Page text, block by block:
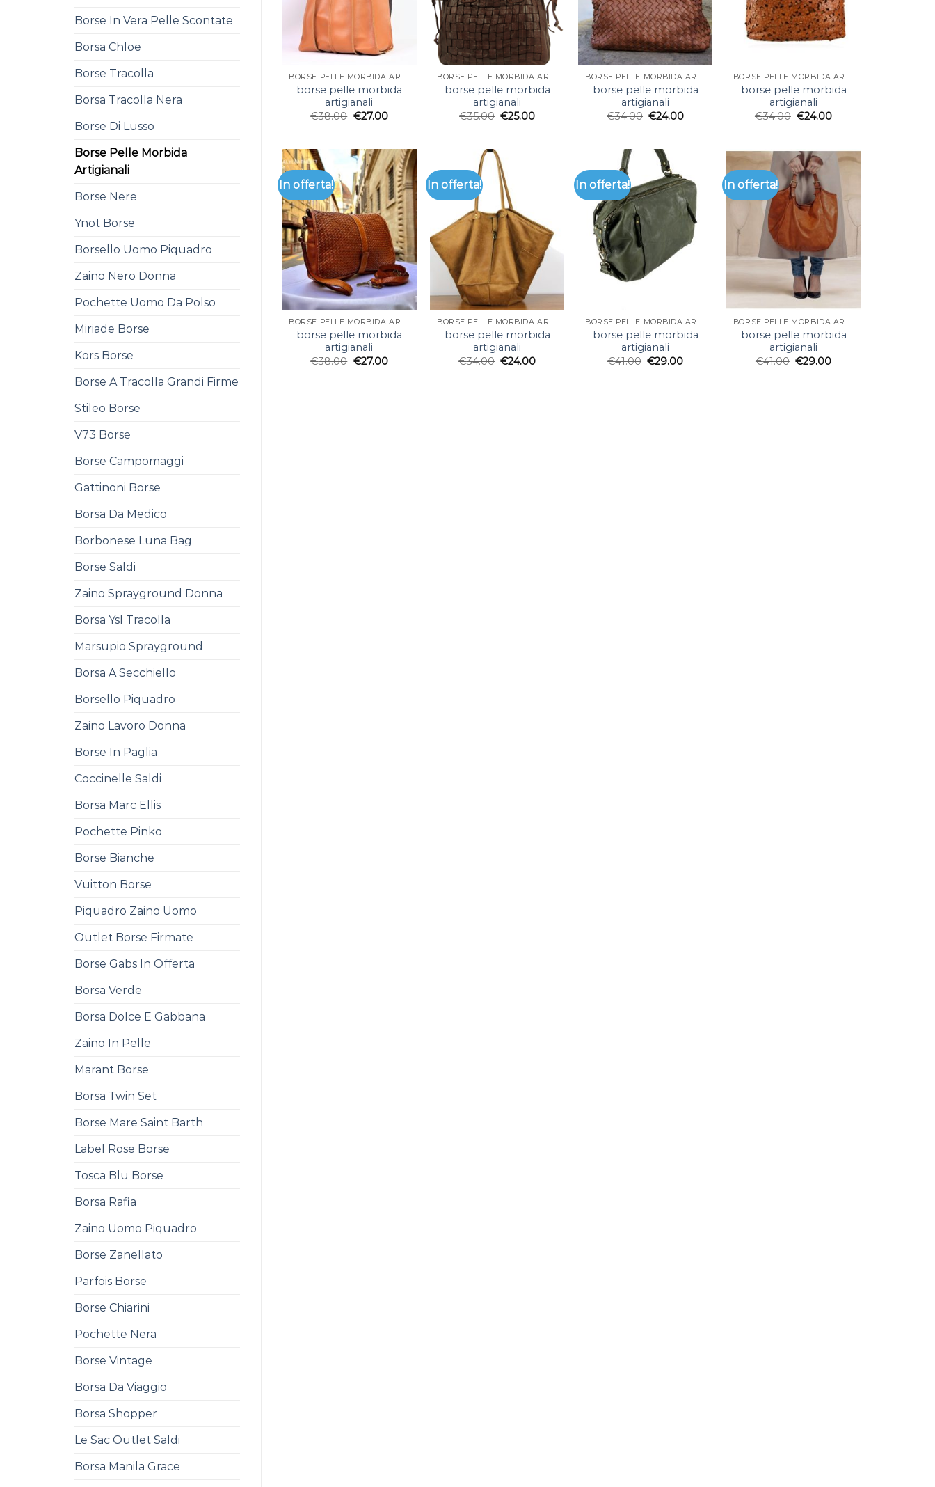
Borse In Vera Pelle Scontate
Borsa Chloe
Borse Tracolla
Borsa Tracolla Nera
Borse Di Lusso
Borse Pelle Morbida
Artigianali
Borse Nere
Ynot Borse
Borsello Uomo Piquadro
Zaino Nero Donna
Pochette Uomo Da Polso
Miriade Borse
Kors Borse
Borse A Tracolla Grandi Firme
Stileo Borse
V73 Borse
Borse Campomaggi
Gattinoni Borse
Borsa Da Medico
Borbonese Luna Bag
Borse Saldi
Zaino Sprayground Donna
Borsa Ysl Tracolla
Marsupio Sprayground
Borsa A Secchiello
Borsello Piquadro
Zaino Lavoro Donna
Borse In Paglia
Coccinelle Saldi
Borsa Marc Ellis
Pochette Pinko
Borse Bianche
Vuitton Borse
Piquadro Zaino Uomo
Outlet Borse Firmate
Borse Gabs In Offerta
Borsa Verde
Borsa Dolce E Gabbana
Zaino In Pelle
Marant Borse
Borsa Twin Set
Borse Mare Saint Barth
Label Rose Borse
Tosca Blu Borse
Borsa Rafia
Zaino Uomo Piquadro
Borse Zanellato
Parfois Borse
Borse Chiarini
Pochette Nera
Borse Vintage
Borsa Da Viaggio
Borsa Shopper
Le Sac Outlet Saldi
Borsa Manila Grace
BORSE PELLE MORBIDA ARTIGIANALI
borse pelle morbida
artigianali
€38.00 €27.00
BORSE PELLE MORBIDA ARTIGIANALI
borse pelle morbida
artigianali
€35.00 €25.00
BORSE PELLE MORBIDA ARTIGIANALI
borse pelle morbida
artigianali
€34.00 €24.00
BORSE PELLE MORBIDA ARTIGIANALI
borse pelle morbida
artigianali
€34.00 €24.00
In offerta!
BORSE PELLE MORBIDA ARTIGIANALI
borse pelle morbida
artigianali
€38.00 €27.00
In offerta!
BORSE PELLE MORBIDA ARTIGIANALI
borse pelle morbida
artigianali
€34.00 €24.00
In offerta!
BORSE PELLE MORBIDA ARTIGIANALI
borse pelle morbida
artigianali
€41.00 €29.00
In offerta!
BORSE PELLE MORBIDA ARTIGIANALI
borse pelle morbida
artigianali
€41.00 €29.00